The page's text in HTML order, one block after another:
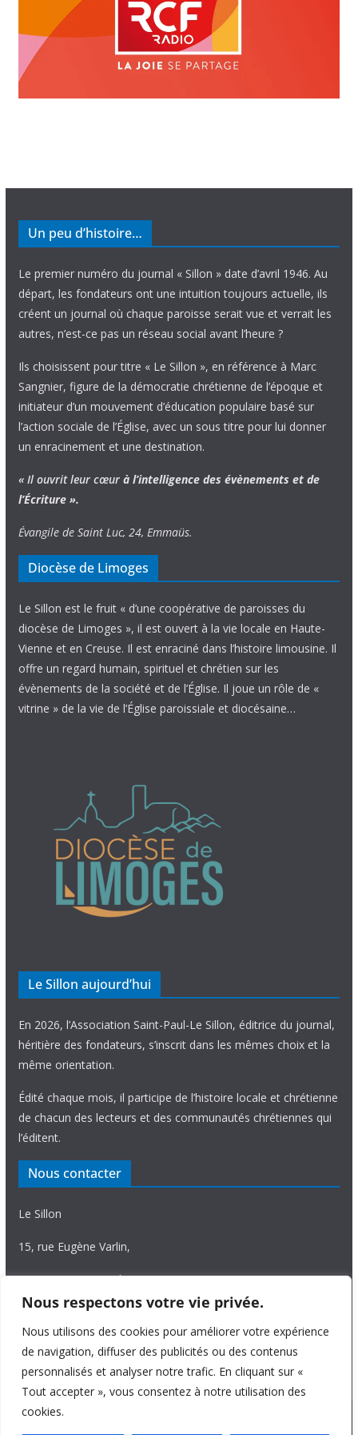
Nous respectons votre vie privée.
Nous utilisons des cookies pour améliorer votre expérience
de navigation, diffuser des publicités ou des contenus
personnalisés et analyser notre trafic. En cliquant sur «
Tout accepter », vous consentez à notre utilisation des
cookies.
Un peu d’histoire…
Le premier numéro du journal « Sillon » date d’avril 1946. Au
départ, les fondateurs ont une intuition toujours actuelle, ils
créent un journal où chaque paroisse serait vue et verrait les
autres, n’est-ce pas un réseau social avant l’heure ?
Ils choisissent pour titre « Le Sillon », en référence à Marc
Sangnier, figure de la démocratie chrétienne de l’époque et
initiateur d’un mouvement d’éducation populaire basé sur
l’action sociale de l’Église, avec un sous titre pour lui donner
un enracinement et une destination.
« Il ouvrit leur cœur à l’intelligence des évènements et de
l’Écriture ».
Évangile de Saint Luc, 24, Emmaüs.
Diocèse de Limoges
Le Sillon est le fruit « d’une coopérative de paroisses du
diocèse de Limoges », il est ouvert à la vie locale en Haute-
Vienne et en Creuse. Il est enraciné dans l’histoire limousine. Il
offre un regard humain, spirituel et chrétien sur les
évènements de la société et de l’Église. Il joue un rôle de «
vitrine » de la vie de l’Église paroissiale et diocésaine…
Le Sillon aujourd’hui
En 2026, l’Association Saint-Paul-Le Sillon, éditrice du journal,
héritière des fondateurs, s’inscrit dans les mêmes choix et la
même orientation.
Édité chaque mois, il participe de l’histoire locale et chrétienne
de chacun des lecteurs et des communautés chrétiennes qui
l’éditent.
Nous contacter
Le Sillon
15, rue Eugène Varlin,
87036 Limoges Cedex.
Tél. 05 55 06 14 15
Nous écrire